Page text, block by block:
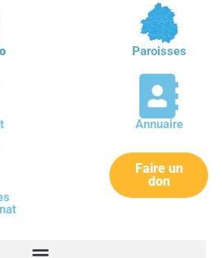
Paroisses
Annuaire
Faire un
don